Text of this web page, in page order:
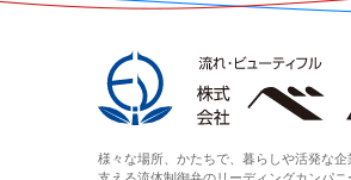
様々な場所、かたちで、暮らしや活発な企
支える流体制御弁のリーディングカンパニ